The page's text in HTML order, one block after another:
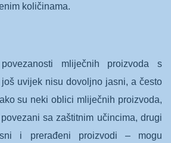
količinama.
mliječnih proizvoda s
uvijek nisu dovoljno jasni, a često
su neki oblici mliječnih proizvoda,
sa zaštitnim učincima, drugi
i prerađeni proizvodi – mogu